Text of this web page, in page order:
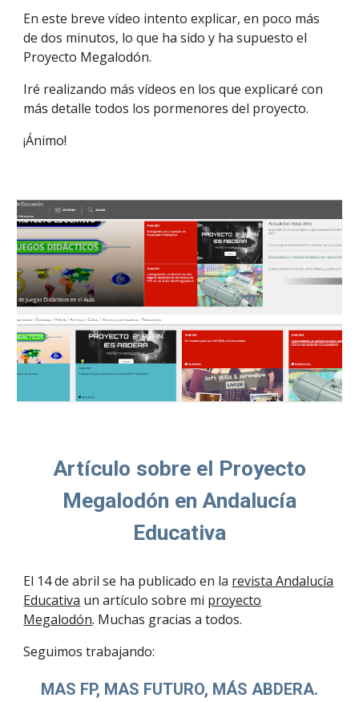
En este breve vídeo intento explicar, en poco más
de dos minutos, lo que ha sido y ha supuesto el
Proyecto Megalodón.
Iré realizando más vídeos en los que explicaré con
más detalle todos los pormenores del proyecto.
¡Ánimo!
Artículo sobre el Proyecto
Megalodón en Andalucía
Educativa
El 14 de abril se ha publicado en la revista Andalucía
Educativa un artículo sobre mi proyecto
Megalodón. Muchas gracias a todos.
Seguimos trabajando:
MAS FP, MAS FUTURO, MÁS ABDERA.